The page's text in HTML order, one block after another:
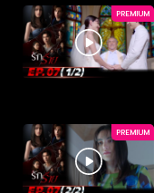
PREMIUM
PREMIUM